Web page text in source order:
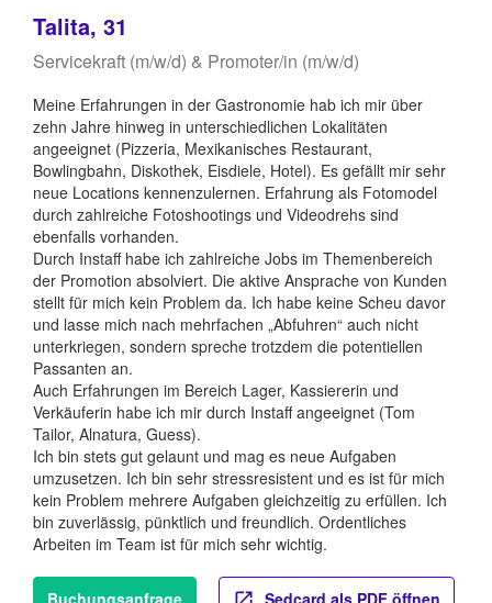
Talita, 31
Servicekraft (m/w/d) & Promoter/in (m/w/d)
Meine Erfahrungen in der Gastronomie hab ich mir über
zehn Jahre hinweg in unterschiedlichen Lokalitäten
angeeignet (Pizzeria, Mexikanisches Restaurant,
Bowlingbahn, Diskothek, Eisdiele, Hotel). Es gefällt mir sehr
neue Locations kennenzulernen. Erfahrung als Fotomodel
durch zahlreiche Fotoshootings und Videodrehs sind
ebenfalls vorhanden.
Durch Instaff habe ich zahlreiche Jobs im Themenbereich
der Promotion absolviert. Die aktive Ansprache von Kunden
stellt für mich kein Problem da. Ich habe keine Scheu davor
und lasse mich nach mehrfachen „Abfuhren“ auch nicht
unterkriegen, sondern spreche trotzdem die potentiellen
Passanten an.
Auch Erfahrungen im Bereich Lager, Kassiererin und
Verkäuferin habe ich mir durch Instaff angeeignet (Tom
Tailor, Alnatura, Guess).
Ich bin stets gut gelaunt und mag es neue Aufgaben
umzusetzen. Ich bin sehr stressresistent und es ist für mich
kein Problem mehrere Aufgaben gleichzeitig zu erfüllen. Ich
bin zuverlässig, pünktlich und freundlich. Ordentliches
Arbeiten im Team ist für mich sehr wichtig.
Buchungsanfrage Sedcard als PDF öffnen